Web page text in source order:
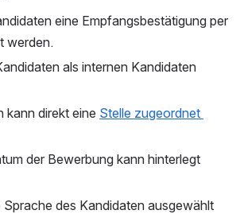
eine Empfangsbestätigung per
werden.
als internen Kandidaten
kann direkt eine
der Bewerbung kann hinterlegt
des Kandidaten ausgewählt